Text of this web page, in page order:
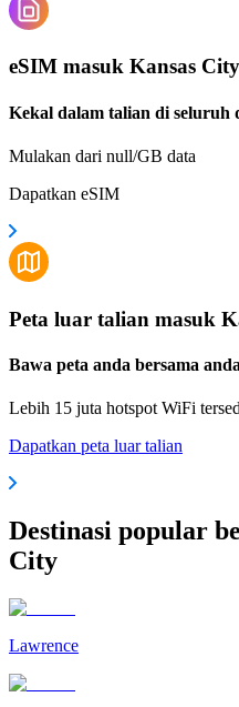
eSIM masuk Kansas City
Kekal dalam talian di seluruh
Mulakan dari null/GB data
Dapatkan eSIM
Peta luar talian masuk
Bawa peta anda bersama anda
Lebih 15 juta hotspot WiFi
Dapatkan peta luar talian
Destinasi popular
City
Lawrence